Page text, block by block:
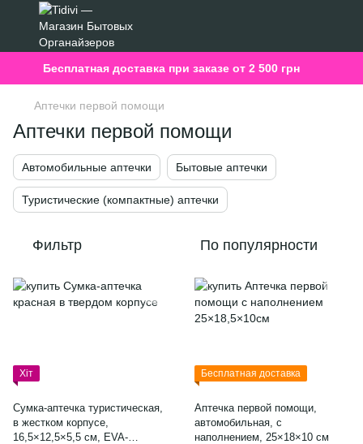
Бесплатная доставка при заказе от 2 500 грн
Аптечки первой помощи
Аптечки первой помощи
Автомобильные аптечки Бытовые аптечки
Туристические (компактные) аптечки
Фильтр По популярности
Хіт
Сумка-аптечка туристическая,
в жестком корпусе,
16,5×12,5×5,5 см, EVA-
Бесплатная доставка
Аптечка первой помощи,
автомобильная, с
наполнением, 25×18×10 см